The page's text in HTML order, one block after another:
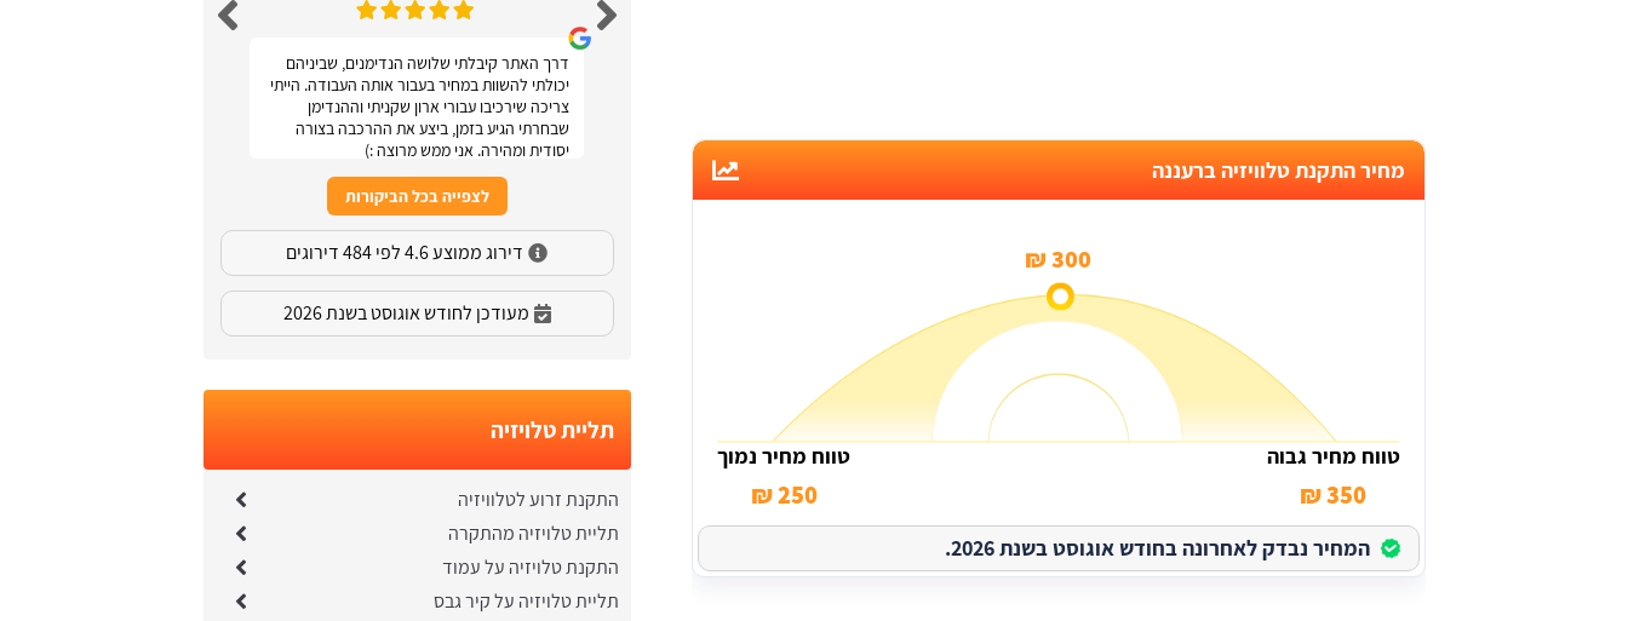
מחיר התקנת טלוויזיה ברעננה
300 ₪
טווח מחיר גבוה
350 ₪
טווח מחיר נמוך
250 ₪
המחיר נבדק לאחרונה בחודש אוגוסט בשנת 2026.
דרך האתר קיבלתי שלושה הנדימנים, שביניהם
יכולתי להשוות במחיר בעבור אותה העבודה. הייתי
צריכה שירכיבו עבורי ארון שקניתי וההנדימן
שבחרתי הגיע בזמן, ביצע את ההרכבה בצורה
יסודית ומהירה. אני ממש מרוצה :)
לצפייה בכל הביקורות
דירוג ממוצע 4.6 לפי 484 דירוגים
מעודכן לחודש אוגוסט בשנת 2026
תליית טלויזיה
התקנת זרוע לטלוויזיה
תליית טלויזיה מהתקרה
התקנת טלויזיה על עמוד
תליית טלויזיה על קיר גבס